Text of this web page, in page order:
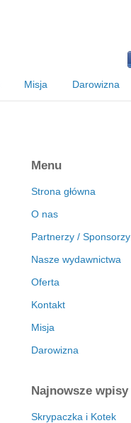
Misja Darowizna
Menu
Strona główna
O nas
Partnerzy / Sponsorzy
Nasze wydawnictwa
Oferta
Kontakt
Misja
Darowizna
Najnowsze wpisy
Skrypaczka i Kotek